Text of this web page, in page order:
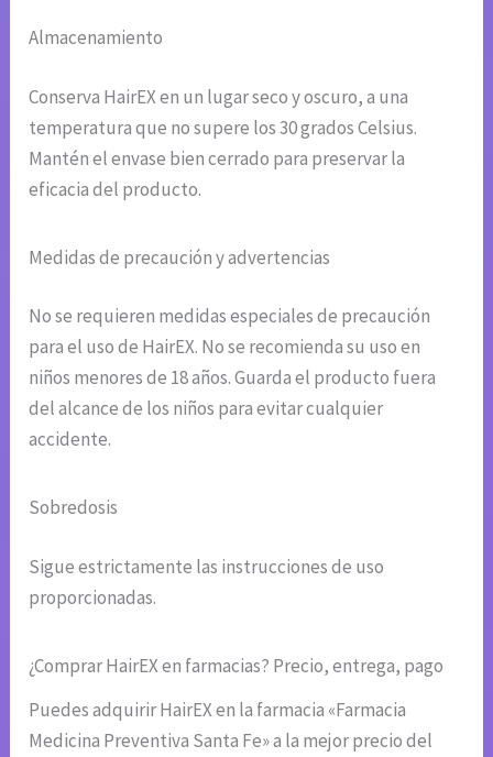
Almacenamiento
Conserva HairEX en un lugar seco y oscuro, a una
temperatura que no supere los 30 grados Celsius.
Mantén el envase bien cerrado para preservar la
eficacia del producto.
Medidas de precaución y advertencias
No se requieren medidas especiales de precaución
para el uso de HairEX. No se recomienda su uso en
niños menores de 18 años. Guarda el producto fuera
del alcance de los niños para evitar cualquier
accidente.
Sobredosis
Sigue estrictamente las instrucciones de uso
proporcionadas.
¿Comprar HairEX en farmacias? Precio, entrega, pago
Puedes adquirir HairEX en la farmacia «Farmacia
Medicina Preventiva Santa Fe» a la mejor precio del